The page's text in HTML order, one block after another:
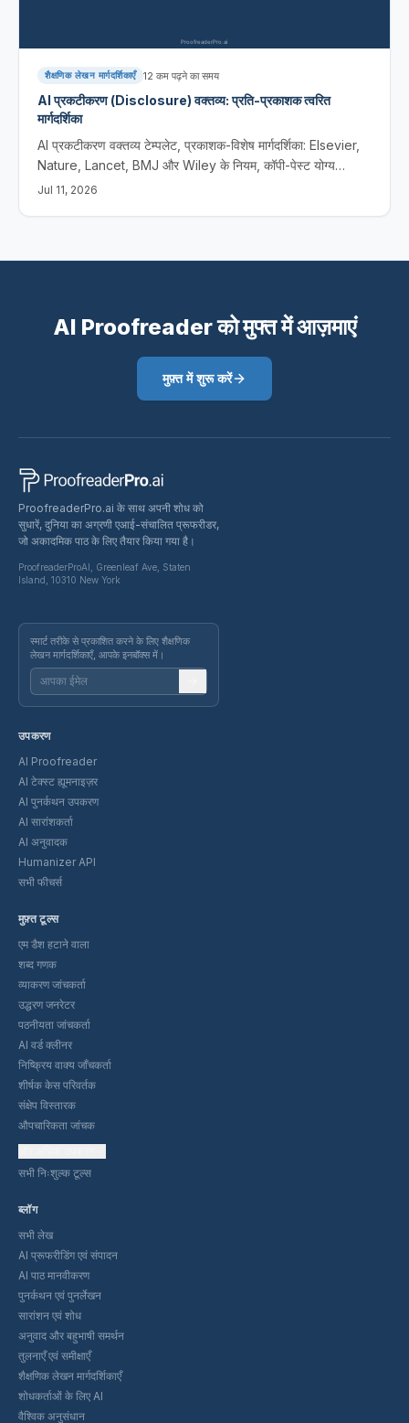
शैक्षणिक लेखन मार्गदर्शिकाएँ 12 कम पढ़ने का समय
AI प्रकटीकरण (Disclosure) वक्तव्य: प्रति-प्रकाशक त्वरित
मार्गदर्शिका
AI प्रकटीकरण वक्तव्य टेम्पलेट, प्रकाशक-विशेष मार्गदर्शिका: Elsevier,
Nature, Lancet, BMJ और Wiley के नियम, कॉपी-पेस्ट योग्य
शब्दावली, और 2026 की प्रति-प्रकाशक त्वरित मार्गदर्शिका।
Jul 11, 2026
AI Proofreader को मुफ्त में आज़माएं
मुफ़्त में शुरू करें
ProofreaderPro.ai के साथ अपनी शोध को
सुधारें, दुनिया का अग्रणी एआई-संचालित प्रूफरीडर,
जो अकादमिक पाठ के लिए तैयार किया गया है।
ProofreaderProAI, Greenleaf Ave, Staten
Island, 10310 New York
स्मार्ट तरीके से प्रकाशित करने के लिए शैक्षणिक
लेखन मार्गदर्शिकाएँ, आपके इनबॉक्स में।
उपकरण
AI Proofreader
AI टेक्स्ट ह्यूमनाइज़र
AI पुनर्कथन उपकरण
AI सारांशकर्ता
AI अनुवादक
Humanizer API
सभी फीचर्स
मुफ़्त टूल्स
एम डैश हटाने वाला
शब्द गणक
व्याकरण जांचकर्ता
उद्धरण जनरेटर
पठनीयता जांचकर्ता
AI वर्ड क्लीनर
निष्क्रिय वाक्य जाँचकर्ता
शीर्षक केस परिवर्तक
संक्षेप विस्तारक
औपचारिकता जांचक
सभी निःशुल्क टूल्स
ब्लॉग
सभी लेख
AI प्रूफरीडिंग एवं संपादन
AI पाठ मानवीकरण
पुनर्कथन एवं पुनर्लेखन
सारांशन एवं शोध
अनुवाद और बहुभाषी समर्थन
तुलनाएँ एवं समीक्षाएँ
शैक्षणिक लेखन मार्गदर्शिकाएँ
शोधकर्ताओं के लिए AI
वैश्विक अनुसंधान